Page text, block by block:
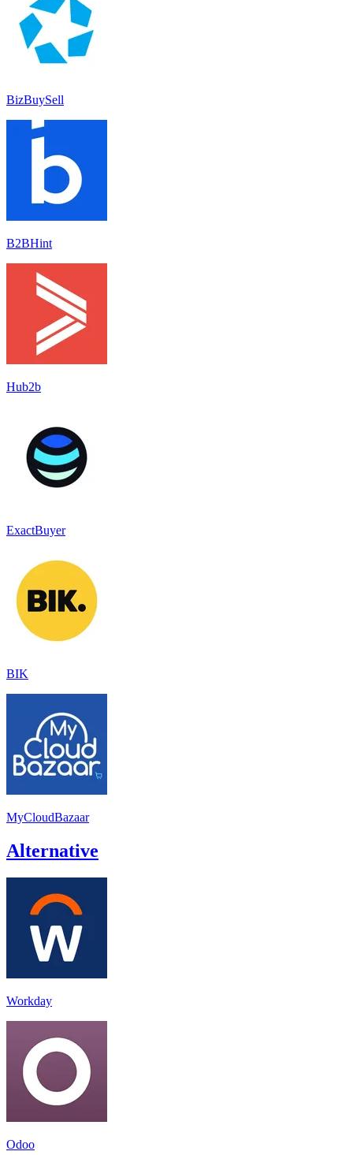
BizBuySell
B2BHint
Hub2b
ExactBuyer
BIK
MyCloudBazaar
Alternative
Workday
Odoo